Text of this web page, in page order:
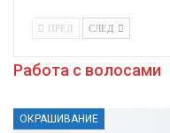
ПРЕД СЛЕД
Работа с волосами
ОКРАШИВАНИЕ